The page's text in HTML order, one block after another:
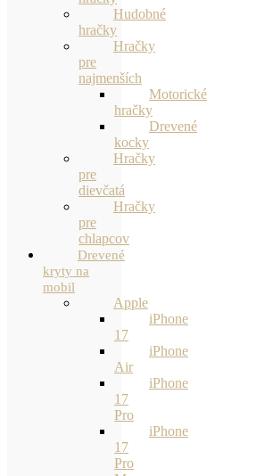
Hudobné
hračky
Hračky
pre
najmenších
Motorické
hračky
Drevené
kocky
Hračky
pre
dievčatá
Hračky
pre
chlapcov
Drevené
kryty na
mobil
Apple
iPhone
17
iPhone
Air
iPhone
17
Pro
iPhone
17
Pro